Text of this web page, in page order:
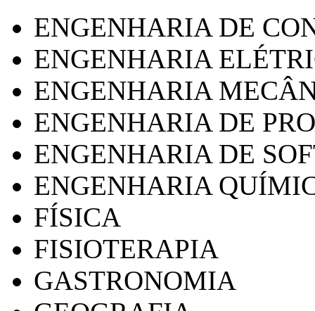
ENGENHARIA DE
ENGENHARIA
ENGENHARIA
ENGENHARIA DE
ENGENHARIA DE
ENGENHARIA
FÍSICA
FISIOTERAPIA
GASTRONOMIA